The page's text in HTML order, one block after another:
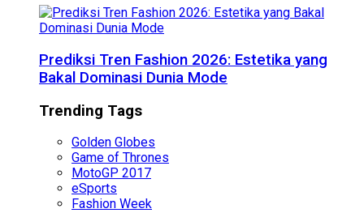
Prediksi Tren Fashion 2026: Estetika yang
Bakal Dominasi Dunia Mode
Trending Tags
Golden Globes
Game of Thrones
MotoGP 2017
eSports
Fashion Week